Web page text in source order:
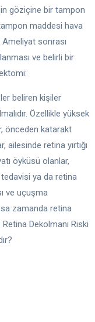
göziçine bir tampon
maddesi hava
sonrası
ve belirli bir
beliren kişiler
Özellikle yüksek
önceden katarakt
ailesinde retina yırtığı
öyküsü olanlar,
tedavisi ya da retina
ve uçuşma
zamanda retina
Dekolmanı Riski